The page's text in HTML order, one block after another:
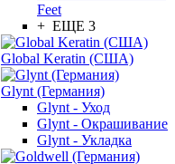
Feet
+ ЕЩЕ 3
Global Keratin (США)
Glynt (Германия)
Glynt - Уход
Glynt - Окрашивание
Glynt - Укладка